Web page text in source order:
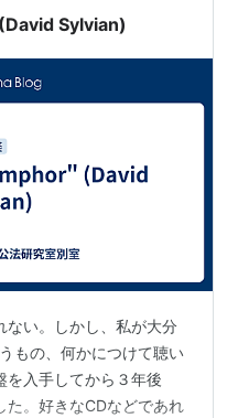
Sylvian)
ない。しかし、私が大分
もの、何かにつけて聴い
を入手してから３年後
た。好きなCDなどであれ